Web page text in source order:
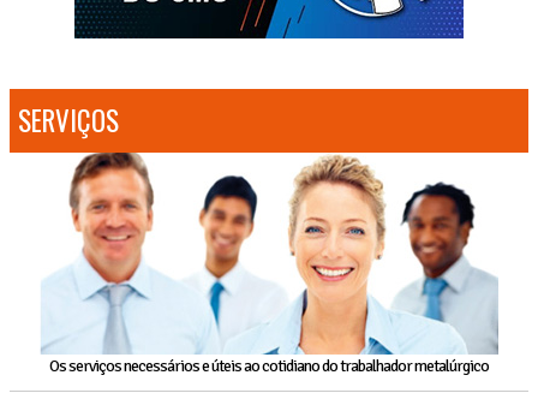
SERVIÇOS
Os serviços necessários e úteis ao cotidiano do trabalhador metalúrgico